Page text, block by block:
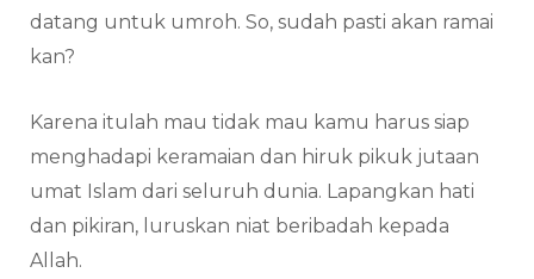
datang untuk umroh. So, sudah pasti akan ramai
kan?
Karena itulah mau tidak mau kamu harus siap
menghadapi keramaian dan hiruk pikuk jutaan
umat Islam dari seluruh dunia. Lapangkan hati
dan pikiran, luruskan niat beribadah kepada
Allah.